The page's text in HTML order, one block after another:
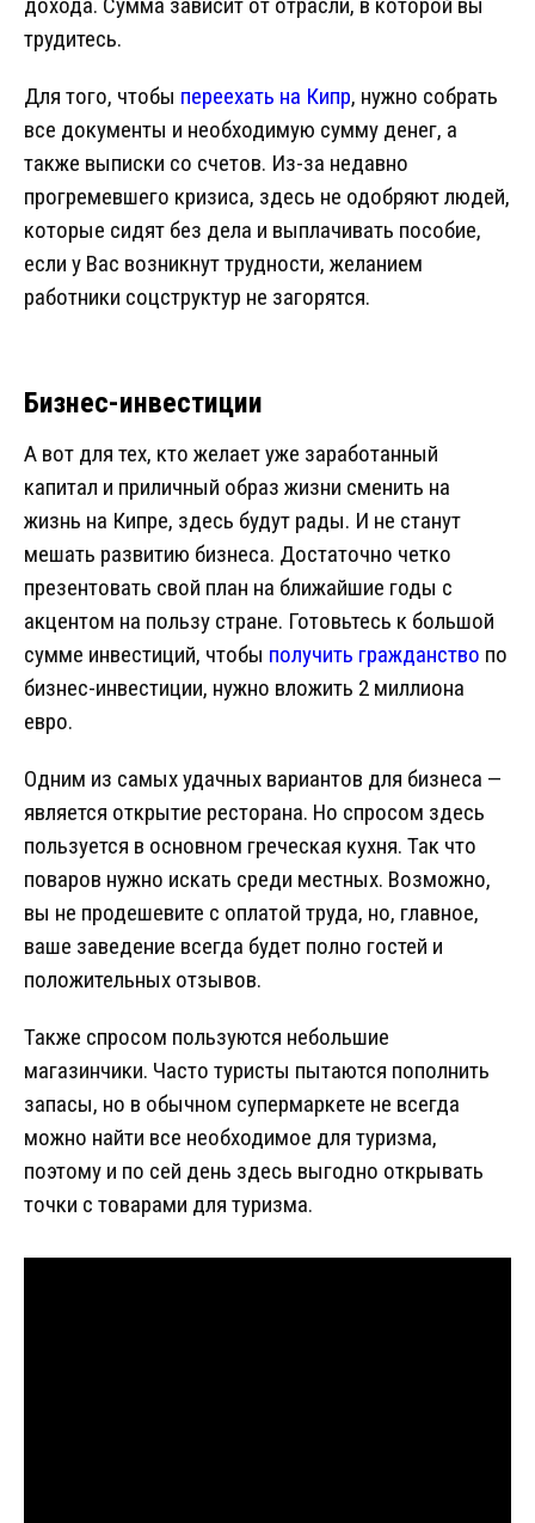
дохода. Сумма зависит от отрасли, в которой вы
трудитесь.
Для того, чтобы переехать на Кипр, нужно собрать
все документы и необходимую сумму денег, а
также выписки со счетов. Из-за недавно
прогремевшего кризиса, здесь не одобряют людей,
которые сидят без дела и выплачивать пособие,
если у Вас возникнут трудности, желанием
работники соцструктур не загорятся.
Бизнес-инвестиции
А вот для тех, кто желает уже заработанный
капитал и приличный образ жизни сменить на
жизнь на Кипре, здесь будут рады. И не станут
мешать развитию бизнеса. Достаточно четко
презентовать свой план на ближайшие годы с
акцентом на пользу стране. Готовьтесь к большой
сумме инвестиций, чтобы получить гражданство по
бизнес-инвестиции, нужно вложить 2 миллиона
евро.
Одним из самых удачных вариантов для бизнеса —
является открытие ресторана. Но спросом здесь
пользуется в основном греческая кухня. Так что
поваров нужно искать среди местных. Возможно,
вы не продешевите с оплатой труда, но, главное,
ваше заведение всегда будет полно гостей и
положительных отзывов.
Также спросом пользуются небольшие
магазинчики. Часто туристы пытаются пополнить
запасы, но в обычном супермаркете не всегда
можно найти все необходимое для туризма,
поэтому и по сей день здесь выгодно открывать
точки с товарами для туризма.